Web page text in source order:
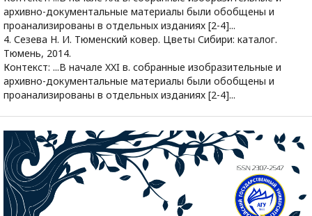
архивно-документальные материалы были обобщены и
проанализированы в отдельных изданиях [2-4]...
4. Сезева Н. И. Тюменский ковер. Цветы Сибири: каталог.
Тюмень, 2014.
Контекст: ...В начале XXI в. собранные изобразительные и
архивно-документальные материалы были обобщены и
проанализированы в отдельных изданиях [2-4]...